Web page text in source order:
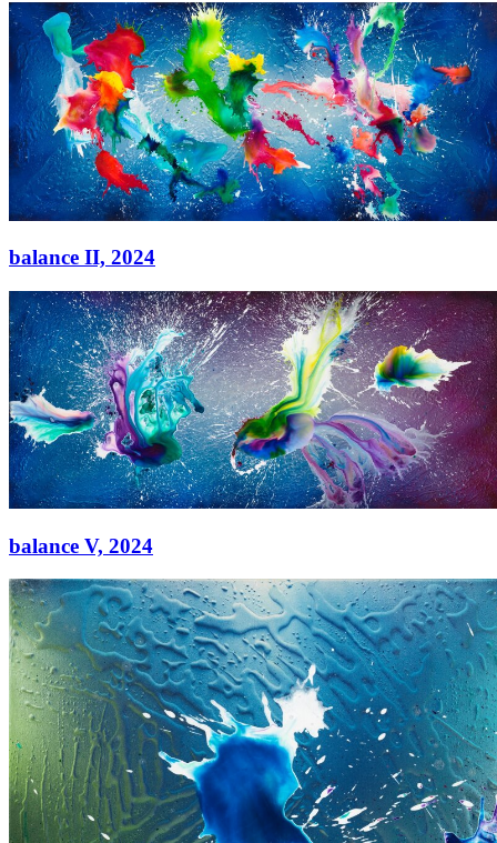
voltage,2025
Acryl auf Leinwand
120 × 100 cm
balance II, 2024
balance II,2024
Acryl auf Leinwand
130 × 300 cm
balance V, 2024
balance V,2024
Acryl auf Leinwand
130 × 300 cm